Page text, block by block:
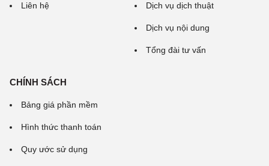
Liên hệ Dịch vụ dịch thuật
Dịch vụ nội dung
Tổng đài tư vấn
CHÍNH SÁCH
Bảng giá phần mềm
Hình thức thanh toán
Quy ước sử dụng